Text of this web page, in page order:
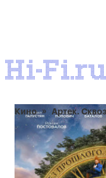
Кино Артек.